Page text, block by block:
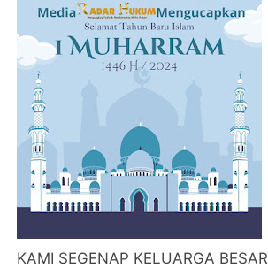
KAMI SEGENAP KELUARGA